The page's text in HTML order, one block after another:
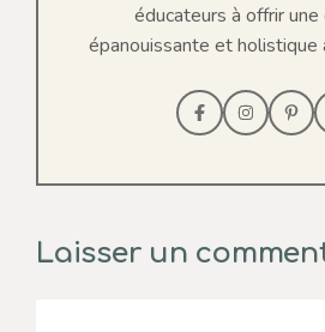
éducateurs à offrir une
épanouissante et holistique
Laisser un